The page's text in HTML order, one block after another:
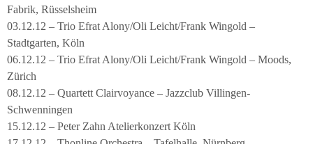
Fabrik, Rüsselsheim
03.12.12 – Trio Efrat Alony/Oli Leicht/Frank Wingold –
Stadtgarten, Köln
06.12.12 – Trio Efrat Alony/Oli Leicht/Frank Wingold – Moods,
Zürich
08.12.12 – Quartett Clairvoyance – Jazzclub Villingen-
Schwenningen
15.12.12 – Peter Zahn Atelierkonzert Köln